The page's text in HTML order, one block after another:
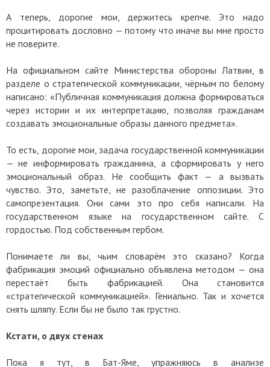
А теперь, дорогие мои, держитесь крепче. Это надо
процитировать дословно — потому что иначе вы мне просто
не поверите.
На официальном сайте Министерства обороны Латвии, в
разделе о стратегической коммуникации, чёрным по белому
написано: «Публичная коммуникация должна формироваться
через истории и их интерпретацию, позволяя гражданам
создавать эмоциональные образы данного предмета».
То есть, дорогие мои, задача государственной коммуникации
— не информировать гражданина, а сформировать у него
эмоциональный образ. Не сообщить факт — а вызвать
чувство. Это, заметьте, не разоблачение оппозиции. Это
самопрезентация. Они сами это про себя написали. На
государственном языке на государственном сайте. С
гордостью. Под собственным гербом.
Понимаете ли вы, чьим словарём это сказано? Когда
фабрикация эмоций официально объявлена методом — она
перестаёт быть фабрикацией. Она становится
«стратегической коммуникацией». Гениально. Так и хочется
снять шляпу. Если бы не было так грустно.
Кстати, о двух стенах
Пока я тут, в Бат-Яме, упражняюсь в анализе